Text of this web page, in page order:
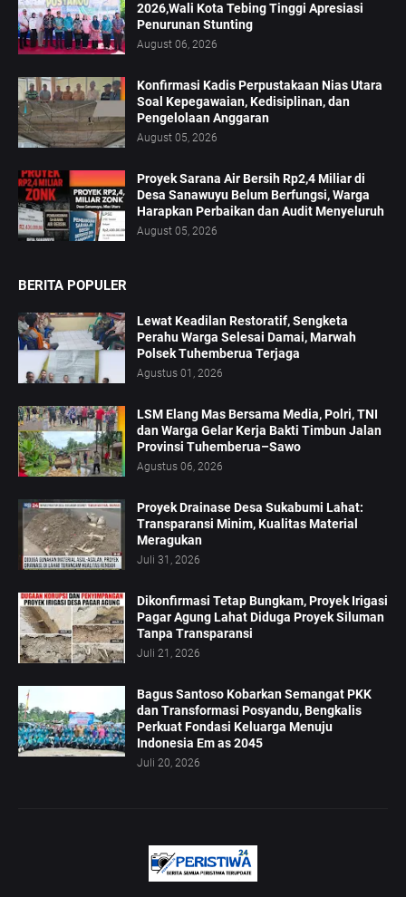
2026,Wali Kota Tebing Tinggi Apresiasi
Penurunan Stunting
August 06, 2026
Konfirmasi Kadis Perpustakaan Nias Utara
Soal Kepegawaian, Kedisiplinan, dan
Pengelolaan Anggaran
August 05, 2026
Proyek Sarana Air Bersih Rp2,4 Miliar di
Desa Sanawuyu Belum Berfungsi, Warga
Harapkan Perbaikan dan Audit Menyeluruh
August 05, 2026
BERITA POPULER
Lewat Keadilan Restoratif, Sengketa
Perahu Warga Selesai Damai, Marwah
Polsek Tuhemberua Terjaga
Agustus 01, 2026
LSM Elang Mas Bersama Media, Polri, TNI
dan Warga Gelar Kerja Bakti Timbun Jalan
Provinsi Tuhemberua–Sawo
Agustus 06, 2026
Proyek Drainase Desa Sukabumi Lahat:
Transparansi Minim, Kualitas Material
Meragukan
Juli 31, 2026
Dikonfirmasi Tetap Bungkam, Proyek Irigasi
Pagar Agung Lahat Diduga Proyek Siluman
Tanpa Transparansi
Juli 21, 2026
Bagus Santoso Kobarkan Semangat PKK
dan Transformasi Posyandu, Bengkalis
Perkuat Fondasi Keluarga Menuju
Indonesia Em as 2045
Juli 20, 2026